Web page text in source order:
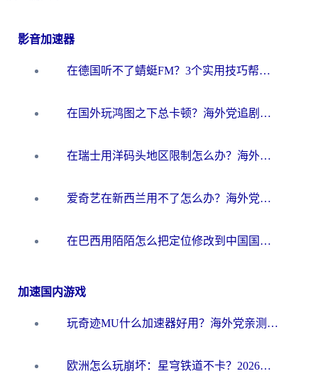
影音加速器
在德国听不了蜻蜓FM？3个实用技巧帮你解锁国内影音自由
在国外玩鸿图之下总卡顿？海外党追剧听歌的3个实用解决方案
在瑞士用洋码头地区限制怎么办？海外华人必看的回国加速全攻略
爱奇艺在新西兰用不了怎么办？海外党亲测有效的回国加速方案
在巴西用陌陌怎么把定位修改到中国国内？海外党必看的回国加速全攻略
加速国内游戏
玩奇迹MU什么加速器好用？海外党亲测：这款加速器让你告别延迟卡顿！
欧洲怎么玩崩坏：星穹铁道不卡？2026海外玩家国服游戏加速器终极攻略